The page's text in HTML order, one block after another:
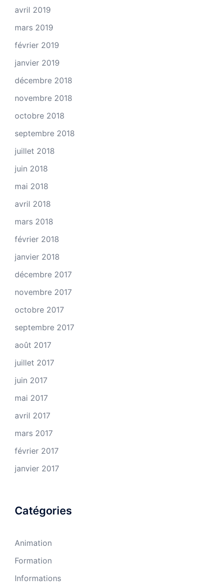
avril 2019
mars 2019
février 2019
janvier 2019
décembre 2018
novembre 2018
octobre 2018
septembre 2018
juillet 2018
juin 2018
mai 2018
avril 2018
mars 2018
février 2018
janvier 2018
décembre 2017
novembre 2017
octobre 2017
septembre 2017
août 2017
juillet 2017
juin 2017
mai 2017
avril 2017
mars 2017
février 2017
janvier 2017
Catégories
Animation
Formation
Informations